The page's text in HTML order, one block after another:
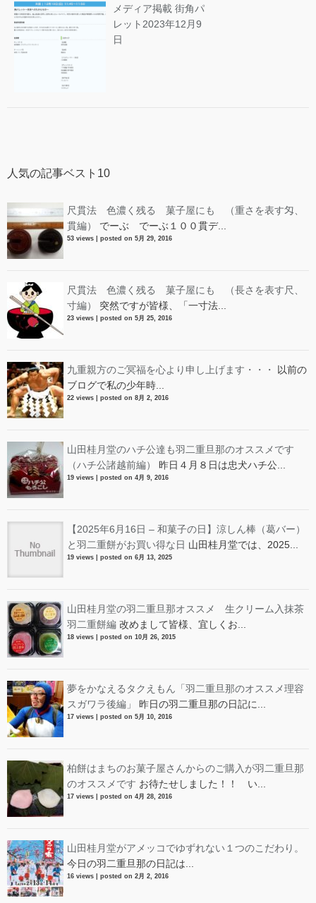
メディア掲載 街角パ
レット 2023年12月9
日
人気の記事ベスト10
尺貫法 色濃く残る 菓子屋にも （重さを表す匁、
貫編）
でーぶ でーぶ１００貫デ...
53 views posted on 5月 29, 2016
尺貫法 色濃く残る 菓子屋にも （長さを表す尺、
寸編）
突然ですが皆様、「一寸法...
23 views posted on 5月 25, 2016
九重親方のご冥福を心より申し上げます・・・
以前の
ブログで私の少年時...
22 views posted on 8月 2, 2016
山田桂月堂のハチ公達も羽二重旦那のオススメです
（ハチ公諸越前編）
昨日４月８日は忠犬ハチ公...
19 views posted on 4月 9, 2016
【2025年6月16日 – 和菓子の日】涼しん棒（葛バー）
と羽二重餅がお買い得な日 山田桂月堂では、2025...
19 views posted on 6月 13, 2025
山田桂月堂の羽二重旦那オススメ 生クリーム入抹茶
羽二重餅編 改めまして皆様、宜しくお...
18 views posted on 10月 26, 2015
夢をかなえるタクえもん「羽二重旦那のオススメ理容
スガワラ後編」
昨日の羽二重旦那の日記に...
17 views posted on 5月 10, 2016
柏餅はまちのお菓子屋さんからのご購入が羽二重旦那
のオススメです お待たせしました！！ い...
17 views posted on 4月 28, 2016
山田桂月堂がアメッコでゆずれない１つのこだわり。
今日の羽二重旦那の日記は...
16 views posted on 2月 2, 2016